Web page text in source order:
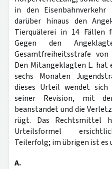
in den
darüber hinaus den
Tierquälerei in 14 Fällen
Gegen den
Gesamtfreiheitsstrafe
Den Mitangeklagten L. hat
sechs Monaten
dieses Urteil wendet
seiner Revision, mit
beanstandet und die
rügt. Das Rechtsmittel
Urteilsformel
Teilerfolg; im übrigen ist es
A.